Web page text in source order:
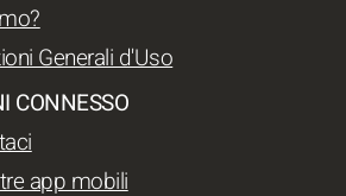
Generali d'Uso
CONNESSO
app mobili